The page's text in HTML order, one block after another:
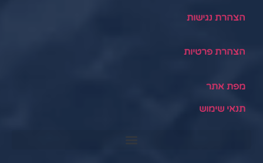
הצהרת נגישות
הצהרת פרטיות
מפת אתר
תנאי שימוש